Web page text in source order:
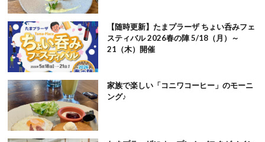
【随時更新】たまプラーザ ちょい呑みフェ
スティバル 2026春の陣 5/18（月）～
21（木）開催
家族で楽しい「コニワコーヒー」のモーニ
ング♪